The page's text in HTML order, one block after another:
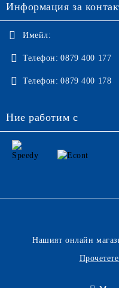
Информация за
Имейл:
Телефон: 0879 400 177
Телефон: 0879 400 178
Ние работим с
Нашият онлайн